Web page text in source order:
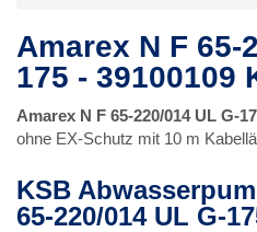
Amarex N F 65-
175 - 39100109
Amarex N F 65-220/014 UL G-
ohne EX-Schutz mit 10 m
KSB
65-220/014 UL G-